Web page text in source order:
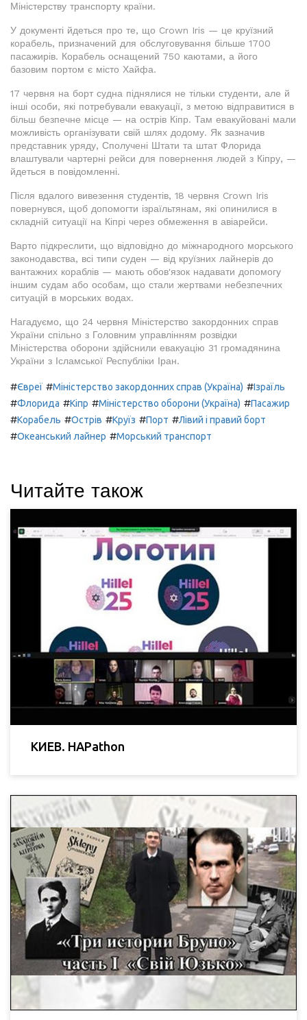
Міністерству транспорту країни.
У документі йдеться про те, що Crown Iris — це круїзний
корабель, призначений для обслуговування більше 1700
пасажирів. Корабель оснащений 750 каютами, а його
базовим портом є місто Хайфа.
17 червня на борт судна піднялися не тільки студенти, але й
інші особи, які потребували евакуації, з метою відправитися в
більш безпечне місце — на острів Кіпр. Там евакуйовані мали
можливість організувати свій шлях додому. Як зазначив
представник уряду, Сполучені Штати та штат Флорида
влаштували чартерні рейси для повернення людей з Кіпру, —
йдеться в повідомленні.
Після вдалого вивезення студентів, 18 червня Crown Iris
повернувся, щоб допомогти ізраїльтянам, які опинилися в
складній ситуації на Кіпрі через обмеження в авіарейси.
Варто підкреслити, що відповідно до міжнародного морського
законодавства, всі типи суден — від круїзних лайнерів до
вантажних кораблів — мають обов'язок надавати допомогу
іншим судам або особам, що стали жертвами небезпечних
ситуацій в морських водах.
Нагадуємо, що 24 червня Міністерство закордонних справ
України спільно з Головним управлінням розвідки
Міністерства оборони здійснили евакуацію 31 громадянина
України з Ісламської Республіки Іран.
#Євреї #Міністерство закордонних справ (Україна) #Ізраїль
#Флорида #Кіпр #Міністерство оборони (Україна) #Пасажир
#Корабель #Острів #Круїз #Порт #Лівий і правий борт
#Океанський лайнер #Морський транспорт
Читайте також
КИЕВ. HAPathon